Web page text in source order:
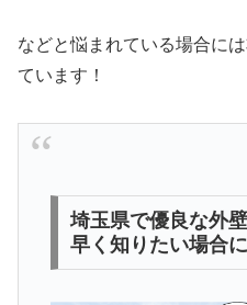
などと悩まれている場合に
ています！
埼玉県で優良な外
早く知りたい場合